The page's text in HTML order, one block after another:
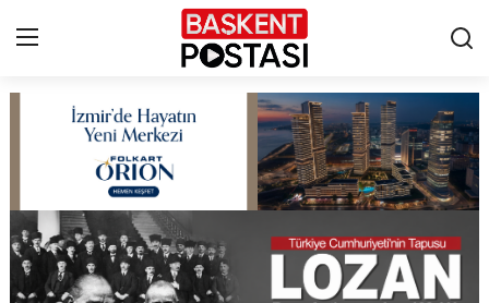
Çerez Politikası
Künye